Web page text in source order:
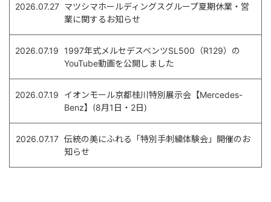
2026.07.27 マツシマホールディングスグループ夏期休業・営
業に関するお知らせ
2026.07.19
1997年式メルセデスベンツSL500（R129）の
YouTube動画を公開しました
2026.07.19
イオンモール京都桂川特別展示会【Mercedes-
Benz】(8月1日・2日)
2026.07.17 伝統の美にふれる「特別手刺繍体験会」開催のお
知らせ